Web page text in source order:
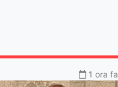
1 ora fa